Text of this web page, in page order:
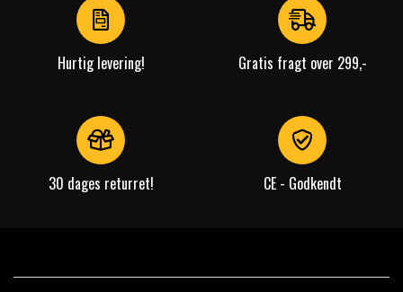
Hurtig levering! Gratis fragt over 299,-
30 dages returret! CE - Godkendt